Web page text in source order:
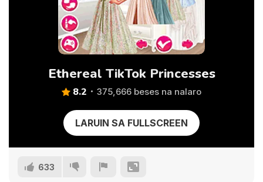
Ethereal TikTok Princesses
8.2 375,666 beses na nalaro
LARUIN SA FULLSCREEN
633